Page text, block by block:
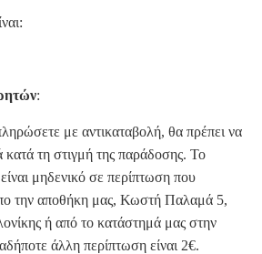
:
με αντικαταβολή, θα πρέπει να
τη στιγμή της παράδοσης. Το
μηδενικό σε περίπτωση που
την αποθήκη μας, Κωστή Παλαμά 5,
ή από το κατάστημά μας στην
άλλη περίπτωση είναι 2€.